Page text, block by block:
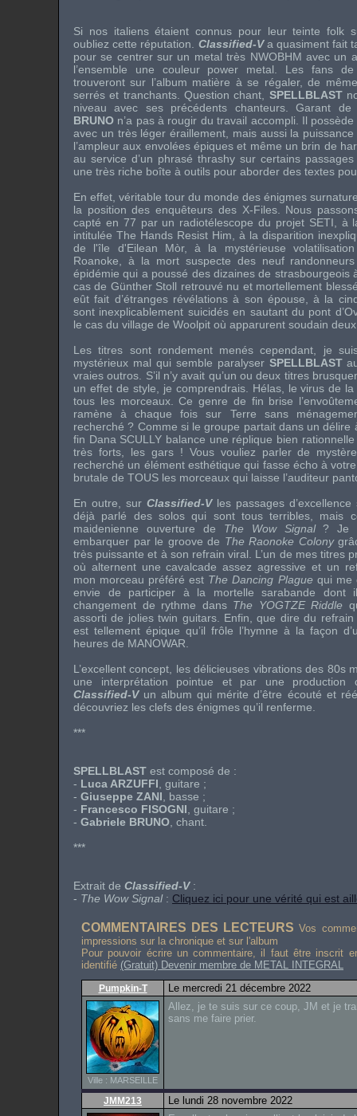
Si nos italiens étaient connus pour leur teinte folk
oubliez cette réputation. Classified-Va quasiment fait
pour se centrer sur un metal très NWOBHM avec un
l’ensemble une couleur power metal. Les fans
trouveront sur l’album matière à se régaler, de
serrés et tranchants. Question chant, SPELLBLAST
niveau avec ses précédents chanteurs. Garant
BRUNO n’a pas à rougir du travail accompli. Il
avec un très léger éraillement, mais aussi la
l’ampleur aux envolées épiques et même un brin de
au service d’un phrasé thrashy sur certains
une très riche boîte à outils pour aborder des textes
En effet, véritable tour du monde des énigmes
la position des enquêteurs des X-Files. Nous
capté en 77 par un radiotélescope du projet SETI, à
intitulée The Hands Resist Him, à la disparition
de l'île d'Eilean Mòr, à la mystérieuse
Roanoke, à la mort suspecte des neuf
épidémie qui a poussé des dizaines de strasbourgeois
cas de Günther Stoll retrouvé nu et mortellement
eût fait d’étranges révélations à son épouse, à la
sont inexplicablement suicidés en sautant du pont
le cas du village de Woolpit où apparurent soudain
Les titres sont rondement menés cependant, je
mystérieux mal qui semble paralyser SPELLBLAST
vraies outros. S’il n’y avait qu’un ou deux titres
un effet de style, je comprendrais. Hélas, le virus de
tous les morceaux. Ce genre de fin brise
ramène à chaque fois sur Terre sans
recherché ? Comme si le groupe partait dans un délire
fin Dana SCULLY balance une réplique bien
très forts, les gars ! Vous vouliez parler de
recherché un élément esthétique qui fasse écho à
brutale de TOUS les morceaux qui laisse l’auditeur
En outre, sur Classified-Vles passages
déjà parlé des solos qui sont tous terribles, mais
maidenienne ouverture de The Wow Signal? Je
embarquer par le groove de The Raonoke Colony
très puissante et à son refrain viral. L’un de mes titres
où alternent une cavalcade assez agressive et un
mon morceau préféré est The Dancing Plague qui me
envie de participer à la mortelle sarabande dont
changement de rythme dans The YOGTZE Riddle
assorti de jolies twin guitars. Enfin, que dire du
est tellement épique qu’il frôle l’hymne à la façon
heures de MANOWAR
L’excellent concept, les délicieuses vibrations des 80s
une interprétation pointue et par une
Classified-Vun album qui mérite d’être écouté et
découvriez les clefs des énigmes qu’il renferme.
***
SPELLBLAST est composé de :
- Luca ARZUFFI , guitare ;
- Giuseppe ZANI , basse ;
- Francesco FISOGNI , guitare ;
- Gabriele BRUNO , chant.
***
Extrait de Classified-V:
- The Wow Signal: Cliquez ici pour une vérité qui est
COMMENTAIRES DES LECTEURS Vos
impressions sur la chronique et sur l'album
Pour pouvoir écrire un commentaire, il faut être inscrit
identifié (Gratuit) Devenir membre de METAL INTEGRAL
Pumpkin-T Le mercredi 21 décembre 2022
Ville : MARSEILLE
Allez, je te suis sur ce coup, JM et je
sans me faire prier.
JMM213
Le lundi 28 novembre 2022